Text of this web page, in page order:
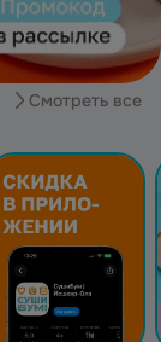
Смотреть все